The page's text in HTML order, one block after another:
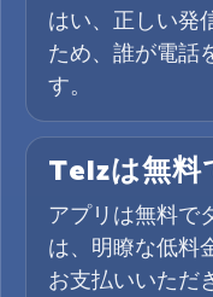
はい、正しい発
ため、誰が電話
す。
Telzは無料
アプリは無料で
は、明瞭な低料
お支払いいただ